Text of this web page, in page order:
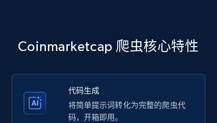
price, Currency, Availability, Reviews count, and
Coinmarketcap 爬虫核心特性
代码生成
将简单提示词转化为完整的爬虫代
码，开箱即用。